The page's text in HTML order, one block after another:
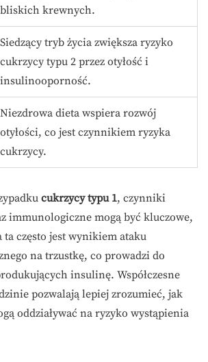
bliskich krewnych.
Siedzący tryb życia zwiększa ryzyko
cukrzycy typu 2 przez otyłość i
insulinooporność.
Niezdrowa dieta wspiera rozwój
otyłości, co jest czynnikiem ryzyka
cukrzycy.
cukrzycy typu 1, czynniki
immunologiczne mogą być kluczowe,
często jest wynikiem ataku
na trzustkę, co prowadzi do
insulinę. Współczesne
pozwalają lepiej zrozumieć, jak
oddziaływać na ryzyko wystąpienia